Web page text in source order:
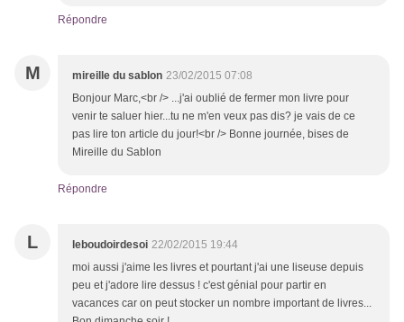
Répondre
M mireille du sablon 23/02/2015 07:08
Bonjour Marc,<br /> ...j'ai oublié de fermer mon livre pour
venir te saluer hier...tu ne m'en veux pas dis? je vais de ce
pas lire ton article du jour!<br /> Bonne journée, bises de
Mireille du Sablon
Répondre
L leboudoirdesoi 22/02/2015 19:44
moi aussi j'aime les livres et pourtant j'ai une liseuse depuis
peu et j'adore lire dessus ! c'est génial pour partir en
vacances car on peut stocker un nombre important de livres...